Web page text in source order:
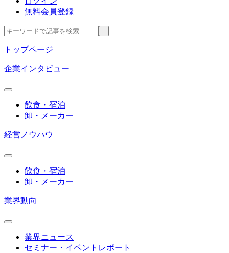
無料会員登録
トップページ
企業インタビュー
飲食・宿泊
卸・メーカー
経営ノウハウ
飲食・宿泊
卸・メーカー
業界動向
業界ニュース
セミナー・イベントレポート